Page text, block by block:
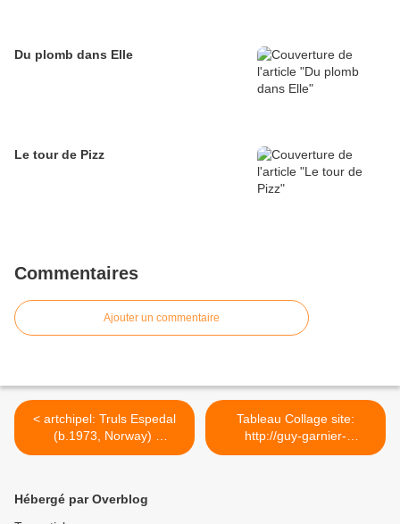
Du plomb dans Elle
Le tour de Pizz
Commentaires
Ajouter un commentaire
< artchipel: Truls Espedal
(b.1973, Norway)
Communion. Acrylics on
on canvas, 100x120 cm
(2010) [more Truls Espedal
Tableau Collage site:
http://guy-garnier-
collages.com >
Hébergé par Overblog